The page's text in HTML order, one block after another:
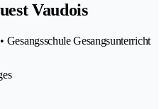
Vaudois
Gesangsunterricht